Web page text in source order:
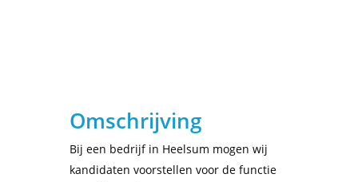
Omschrijving
Bij een bedrijf in Heelsum mogen wij
kandidaten voorstellen voor de functie